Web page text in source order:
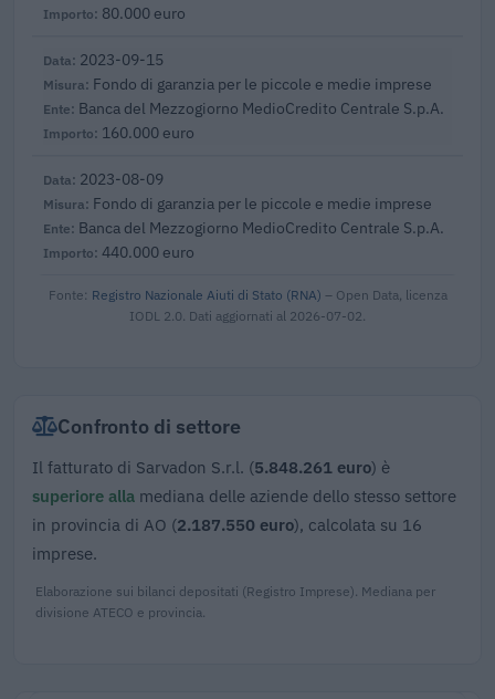
80.000 euro
2023-09-15
Fondo di garanzia per le piccole e medie imprese
Banca del Mezzogiorno MedioCredito Centrale S.p.A.
160.000 euro
2023-08-09
Fondo di garanzia per le piccole e medie imprese
Banca del Mezzogiorno MedioCredito Centrale S.p.A.
440.000 euro
Fonte: Registro Nazionale Aiuti di Stato (RNA) – Open Data, licenza
IODL 2.0. Dati aggiornati al 2026-07-02.
Confronto di settore
Il fatturato di Sarvadon S.r.l. (5.848.261 euro) è
superiore alla mediana delle aziende dello stesso settore
in provincia di AO (2.187.550 euro), calcolata su 16
imprese.
Elaborazione sui bilanci depositati (Registro Imprese). Mediana per
divisione ATECO e provincia.